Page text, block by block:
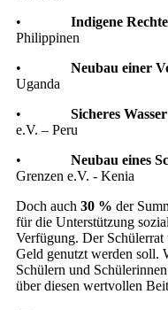
• Indigene
Philippinen
• Neubau einer
Uganda
• Sicheres
e.V. – Peru
• Neubau eines
Grenzen e.V. - Kenia
Doch auch 30 % der
für die Unterstützung
Verfügung. Der Schülerrat
Geld genutzt werden soll.
Schülern und
über diesen wertvollen